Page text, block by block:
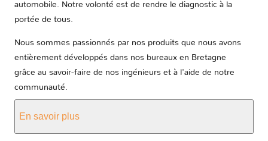
automobile. Notre volonté est de rendre le diagnostic à la
portée de tous.
Nous sommes passionnés par nos produits que nous avons
entièrement développés dans nos bureaux en Bretagne
grâce au savoir-faire de nos ingénieurs et à l'aide de notre
communauté.
En savoir plus